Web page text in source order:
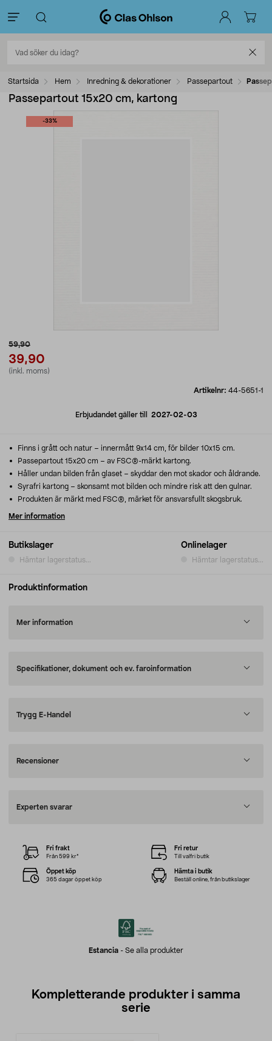
Startsida Hem Inredning & dekorationer Passepartout
Passepartout 15x20 cm, kartong
-33%
59,90
39,90
(inkl. moms)
Artikelnr: 44-5651-1
Erbjudandet gäller till 2027-02-03
Butikslager
Hämtar lagerstatus...
Onlinelager
Hämtar lagerstatus...
Finns i grått och natur – innermått 9x14 cm, för bilder 10x15 cm.
Passepartout 15x20 cm – av FSC®-märkt kartong.
Håller undan bilden från glaset – skyddar den mot skador och åldrande.
Syrafri kartong – skonsamt mot bilden och mindre risk att den gulnar.
Produkten är märkt med FSC®, märket för ansvarsfullt skogsbruk.
Mer information
Produktinformation
Mer information
Specifikationer, dokument och ev. faroinformation
Trygg E-Handel
Recensioner
Experten svarar
Estancia - Se alla produkter
Fri frakt
Från 599 kr*
Fri retur
Till valfri butik
Öppet köp
365 dagar öppet köp
Hämta i butik
Beställ online, från butikslager
Kompletterande produkter i samma
serie